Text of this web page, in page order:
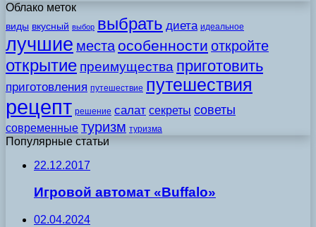
Облако меток
виды вкусный выбор выбрать диета идеальное
лучшие места особенности откройте
открытие преимущества приготовить
приготовления путешествие путешествия
рецепт решение салат секреты советы
современные туризм туризма
Популярные статьи
22.12.2017
Игровой автомат «Buffalo»
02.04.2024